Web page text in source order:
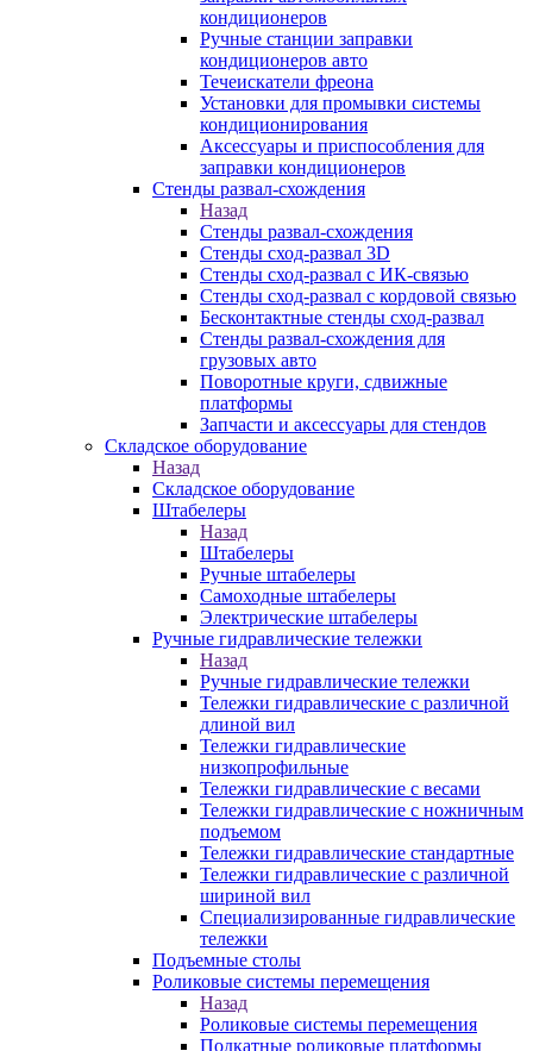
кондиционеров
Ручные станции заправки
кондиционеров авто
Течеискатели фреона
Установки для промывки системы
кондиционирования
Аксессуары и приспособления для
заправки кондиционеров
Стенды развал-схождения
Назад
Стенды развал-схождения
Стенды сход-развал 3D
Стенды сход-развал с ИК-связью
Стенды сход-развал с кордовой связью
Бесконтактные стенды сход-развал
Стенды развал-схождения для
грузовых авто
Поворотные круги, сдвижные
платформы
Запчасти и аксессуары для стендов
Складское оборудование
Назад
Складское оборудование
Штабелеры
Назад
Штабелеры
Ручные штабелеры
Самоходные штабелеры
Электрические штабелеры
Ручные гидравлические тележки
Назад
Ручные гидравлические тележки
Тележки гидравлические с различной
длиной вил
Тележки гидравлические
низкопрофильные
Тележки гидравлические с весами
Тележки гидравлические с ножничным
подъемом
Тележки гидравлические стандартные
Тележки гидравлические с различной
шириной вил
Специализированные гидравлические
тележки
Подъемные столы
Роликовые системы перемещения
Назад
Роликовые системы перемещения
Подкатные роликовые платформы